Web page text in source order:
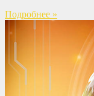
Подробнее »